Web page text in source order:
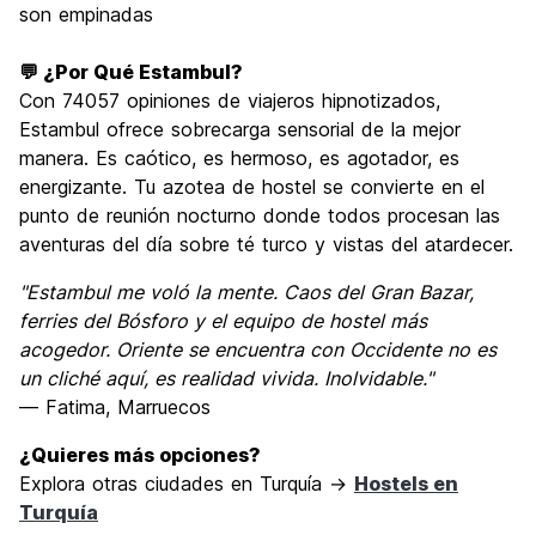
son empinadas
💬 ¿Por Qué Estambul?
Con 74057 opiniones de viajeros hipnotizados,
Estambul ofrece sobrecarga sensorial de la mejor
manera. Es caótico, es hermoso, es agotador, es
energizante. Tu azotea de hostel se convierte en el
punto de reunión nocturno donde todos procesan las
aventuras del día sobre té turco y vistas del atardecer.
"Estambul me voló la mente. Caos del Gran Bazar,
ferries del Bósforo y el equipo de hostel más
acogedor. Oriente se encuentra con Occidente no es
un cliché aquí, es realidad vivida. Inolvidable."
— Fatima, Marruecos
¿Quieres más opciones?
Explora otras ciudades en Turquía → Hostels en
Turquía